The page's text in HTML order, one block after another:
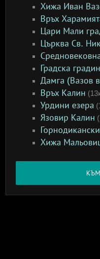
Хижа Иван
Връх
Цари Мали
Църква Св.
Градска
Дамга (Вазов
Връх Калин
Урдини езера
Язовир Калин
Хижа